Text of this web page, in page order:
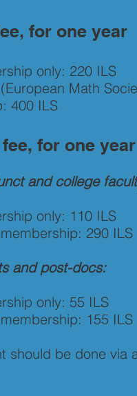
for one year
only: 220 ILS
Math
400 ILS
for one year
and college
only: 110 ILS
290 ILS
and post-docs:
only: 55 ILS
155 ILS
should be done via